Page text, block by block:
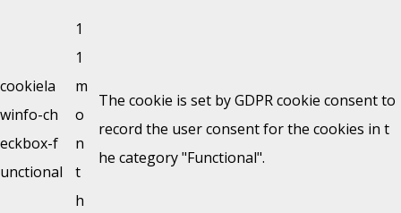
cookiela
winfo-ch
eckbox-f
unctional
1
1
m
o
n
t
h
The cookie is set by GDPR cookie consent to
record the user consent for the cookies in t
he category "Functional".